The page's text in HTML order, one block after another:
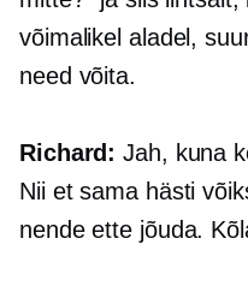
võimalikel aladel,
need võita.
Richard: Jah, kuna
Nii et sama hästi
nende ette jõuda.